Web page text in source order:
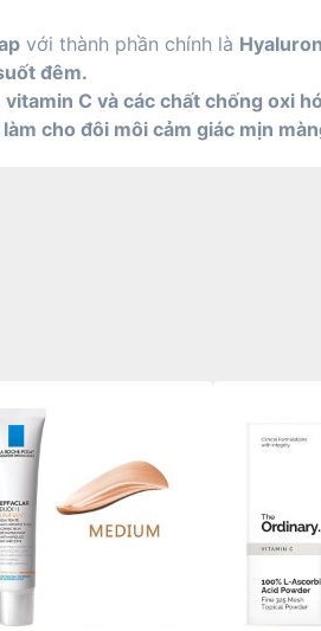
với thành phần chính là
đêm.
C và các chất chống oxi
cho đôi môi cảm giác mịn